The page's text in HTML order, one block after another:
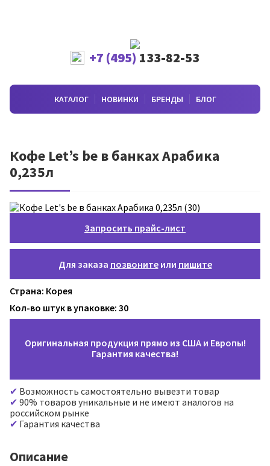
+7 (495) 133-82-53
КАТАЛОГ НОВИНКИ БРЕНДЫ БЛОГ
Кофе Let’s be в банках Арабика
0,235л
Запросить прайс-лист
Для заказа позвонитеили пишите
Страна: Корея
Кол-во штук в упаковке: 30
Оригинальная продукция прямо из США и Европы!
Гарантия качества!
Возможность самостоятельно вывезти товар
90% товаров уникальные и не имеют аналогов на
российском рынке
Гарантия качества
Описание